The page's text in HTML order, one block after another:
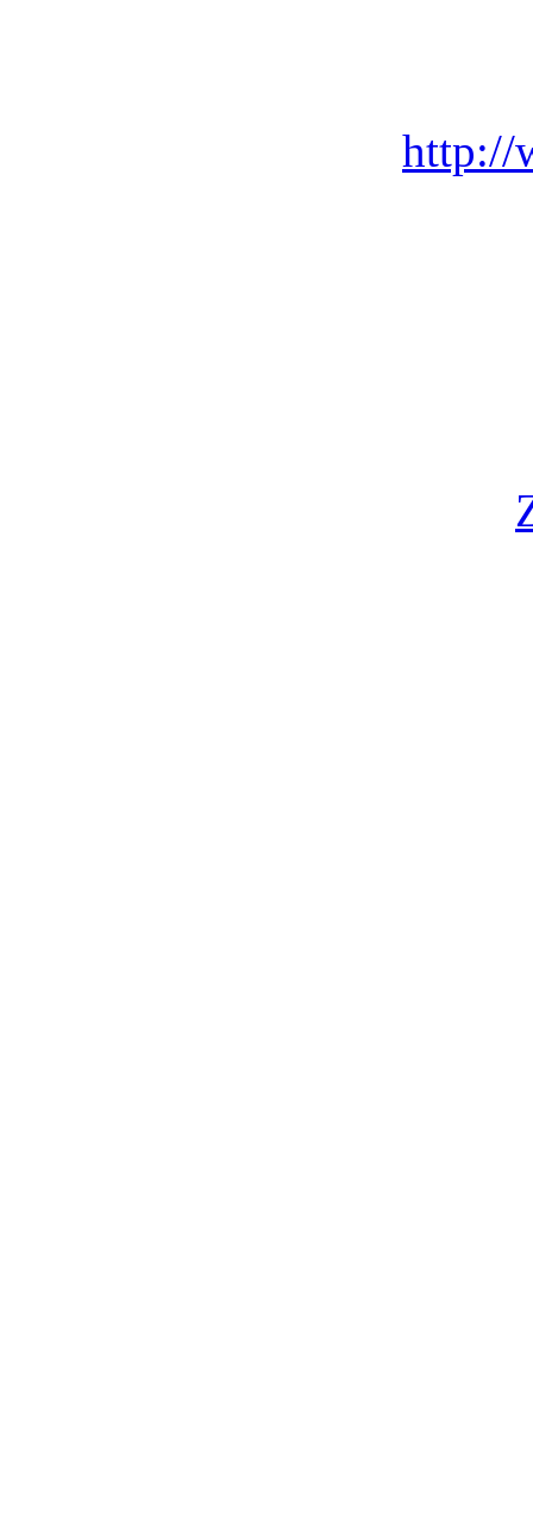
http://